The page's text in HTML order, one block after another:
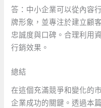
答：中小企業可以從內容
牌形象，並專注於建立顧
忠誠度與口碑。合理利用
行銷效果。​
總結
在這個充滿競爭和變化的
企業成功的關鍵。透過本